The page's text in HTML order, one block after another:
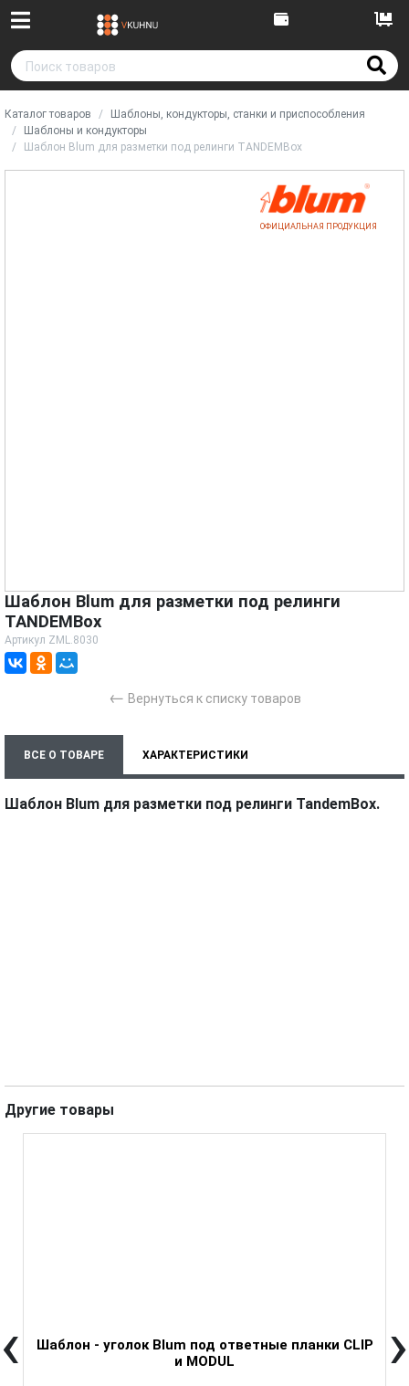
Каталог товаров
Шаблоны, кондукторы, станки и приспособления
Шаблоны и кондукторы
Шаблон Blum для разметки под релинги TANDEMBox
ОФИЦИАЛЬНАЯ ПРОДУКЦИЯ
Шаблон Blum для разметки под релинги
TANDEMBox
Артикул ZML.8030
← Вернуться к списку товаров
ВСЕ О ТОВАРЕ ХАРАКТЕРИСТИКИ
Шаблон Blum для разметки под релинги TandemBox.
Другие товары
Шаблон - уголок Blum под ответные планки CLIP
и MODUL
‹ ›